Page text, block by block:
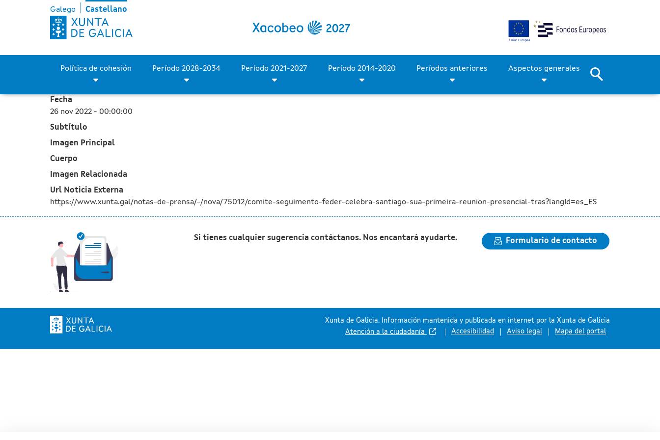
El Comité de Seguimiento del FEDER celebra en Santiago su primera
Saltar al contenido principal
Galego Castellano
Fecha
26 nov 2022 - 00:00:00
Subtítulo
Imagen Principal
Cuerpo
Imagen Relacionada
Url Noticia Externa
https://www.xunta.gal/notas-de-prensa/-/nova/75012/comite-seguimento-feder-celebra-santiago-sua-primeira-reunion-presencial-tras?langId=es_ES
Si tienes cualquier sugerencia contáctanos. Nos encantará ayudarte. Formulario de contacto
Xunta de Galicia. Información mantenida y publicada en internet por la Xunta de Galicia
Atención a la ciudadanía
Accesibilidad Aviso legal Mapa del portal